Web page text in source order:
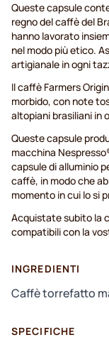
Queste capsule
regno del caffè del
hanno lavorato
nel modo più etico.
artigianale in ogni
Il caffè Farmers
morbido, con note
altopiani brasiliani in
Queste capsule
macchina
capsule di alluminio
caffè, in modo che
momento in cui lo si
Acquistate subito la
compatibili con la
INGREDIENTI
Caffè torrefatto
SPECIFICHE